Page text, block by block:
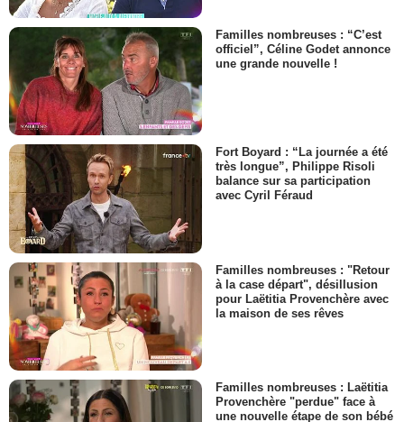
Familles nombreuses : “C’est
officiel”, Céline Godet annonce
une grande nouvelle !
Fort Boyard : “La journée a été
très longue”, Philippe Risoli
balance sur sa participation
avec Cyril Féraud
Familles nombreuses : "Retour
à la case départ", désillusion
pour Laëtitia Provenchère avec
la maison de ses rêves
Familles nombreuses : Laëtitia
Provenchère "perdue" face à
une nouvelle étape de son bébé